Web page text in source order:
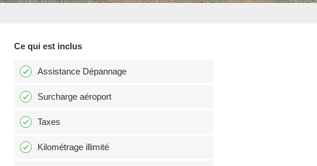
Ce qui est inclus
Assistance Dépannage
Surcharge aéroport
Taxes
Kilométrage illimité